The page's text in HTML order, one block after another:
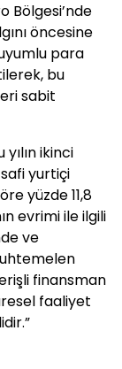
Bölgesi’nde
öncesine
para
bu
sabit
ikinci
yurtiçi
yüzde 11,8
evrimi ile ilgili
ve
finansman
faaliyet